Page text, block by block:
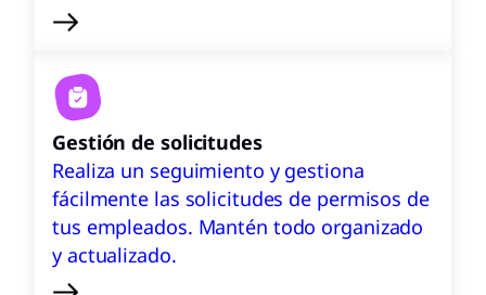
Gestión de solicitudes
Realiza un seguimiento y gestiona
fácilmente las solicitudes de permisos de
tus empleados. Mantén todo organizado
y actualizado.